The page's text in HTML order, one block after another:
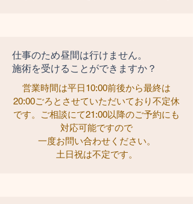
仕事のため昼間は行けません。
施術を受けることができますか？
営業時間は平日10:00前後から最終は
20:00ごろとさせていただいており不定休
です。ご相談にて21:00以降のご予約にも
対応可能ですので
一度お問い合わせください。
土日祝は不定です。